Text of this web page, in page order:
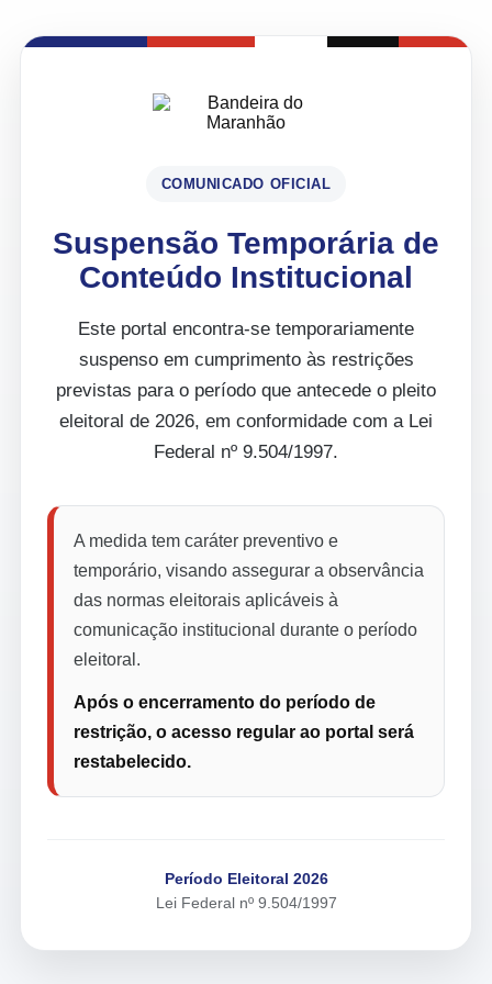
COMUNICADO OFICIAL
Suspensão Temporária de
Conteúdo Institucional
Este portal encontra-se temporariamente
suspenso em cumprimento às restrições
previstas para o período que antecede o pleito
eleitoral de 2026, em conformidade com a Lei
Federal nº 9.504/1997.
A medida tem caráter preventivo e
temporário, visando assegurar a observância
das normas eleitorais aplicáveis à
comunicação institucional durante o período
eleitoral.
Após o encerramento do período de
restrição, o acesso regular ao portal será
restabelecido.
Período Eleitoral 2026
Lei Federal nº 9.504/1997